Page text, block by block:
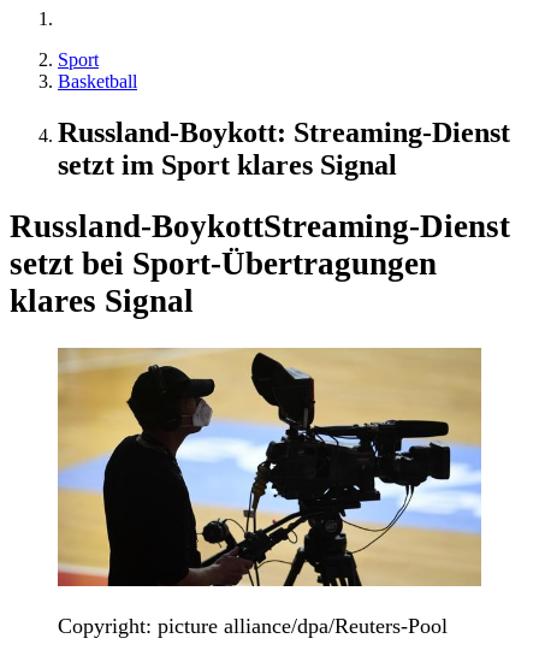
Sport
Basketball
Russland-Boykott: Streaming-Dienst
setzt im Sport klares Signal
Russland-BoykottStreaming-Dienst
setzt bei Sport-Übertragungen
klares Signal
Copyright: picture alliance/dpa/Reuters-Pool